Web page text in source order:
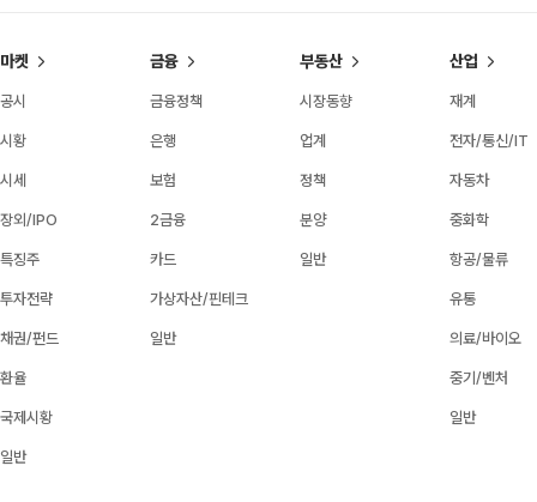
마켓
공시
시황
시세
장외/IPO
특징주
투자전략
채권/펀드
환율
국제시황
일반
금융
금융정책
은행
보험
2금융
카드
가상자산/핀테크
일반
부동산
시장동향
업계
정책
분양
일반
산업
재계
전자/통신/IT
자동차
중화학
항공/물류
유통
의료/바이오
중기/벤처
일반